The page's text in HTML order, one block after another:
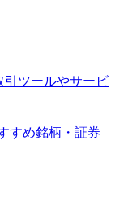
引ツールやサービ
すめ銘柄・証券